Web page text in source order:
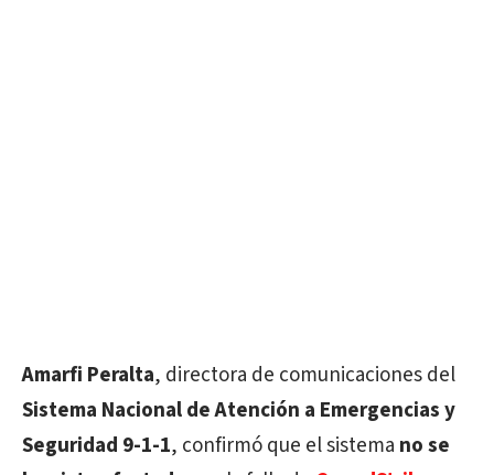
Amarfi Peralta, directora de comunicaciones del
Sistema Nacional de Atención a Emergencias y
Seguridad 9-1-1, confirmó que el sistema no se